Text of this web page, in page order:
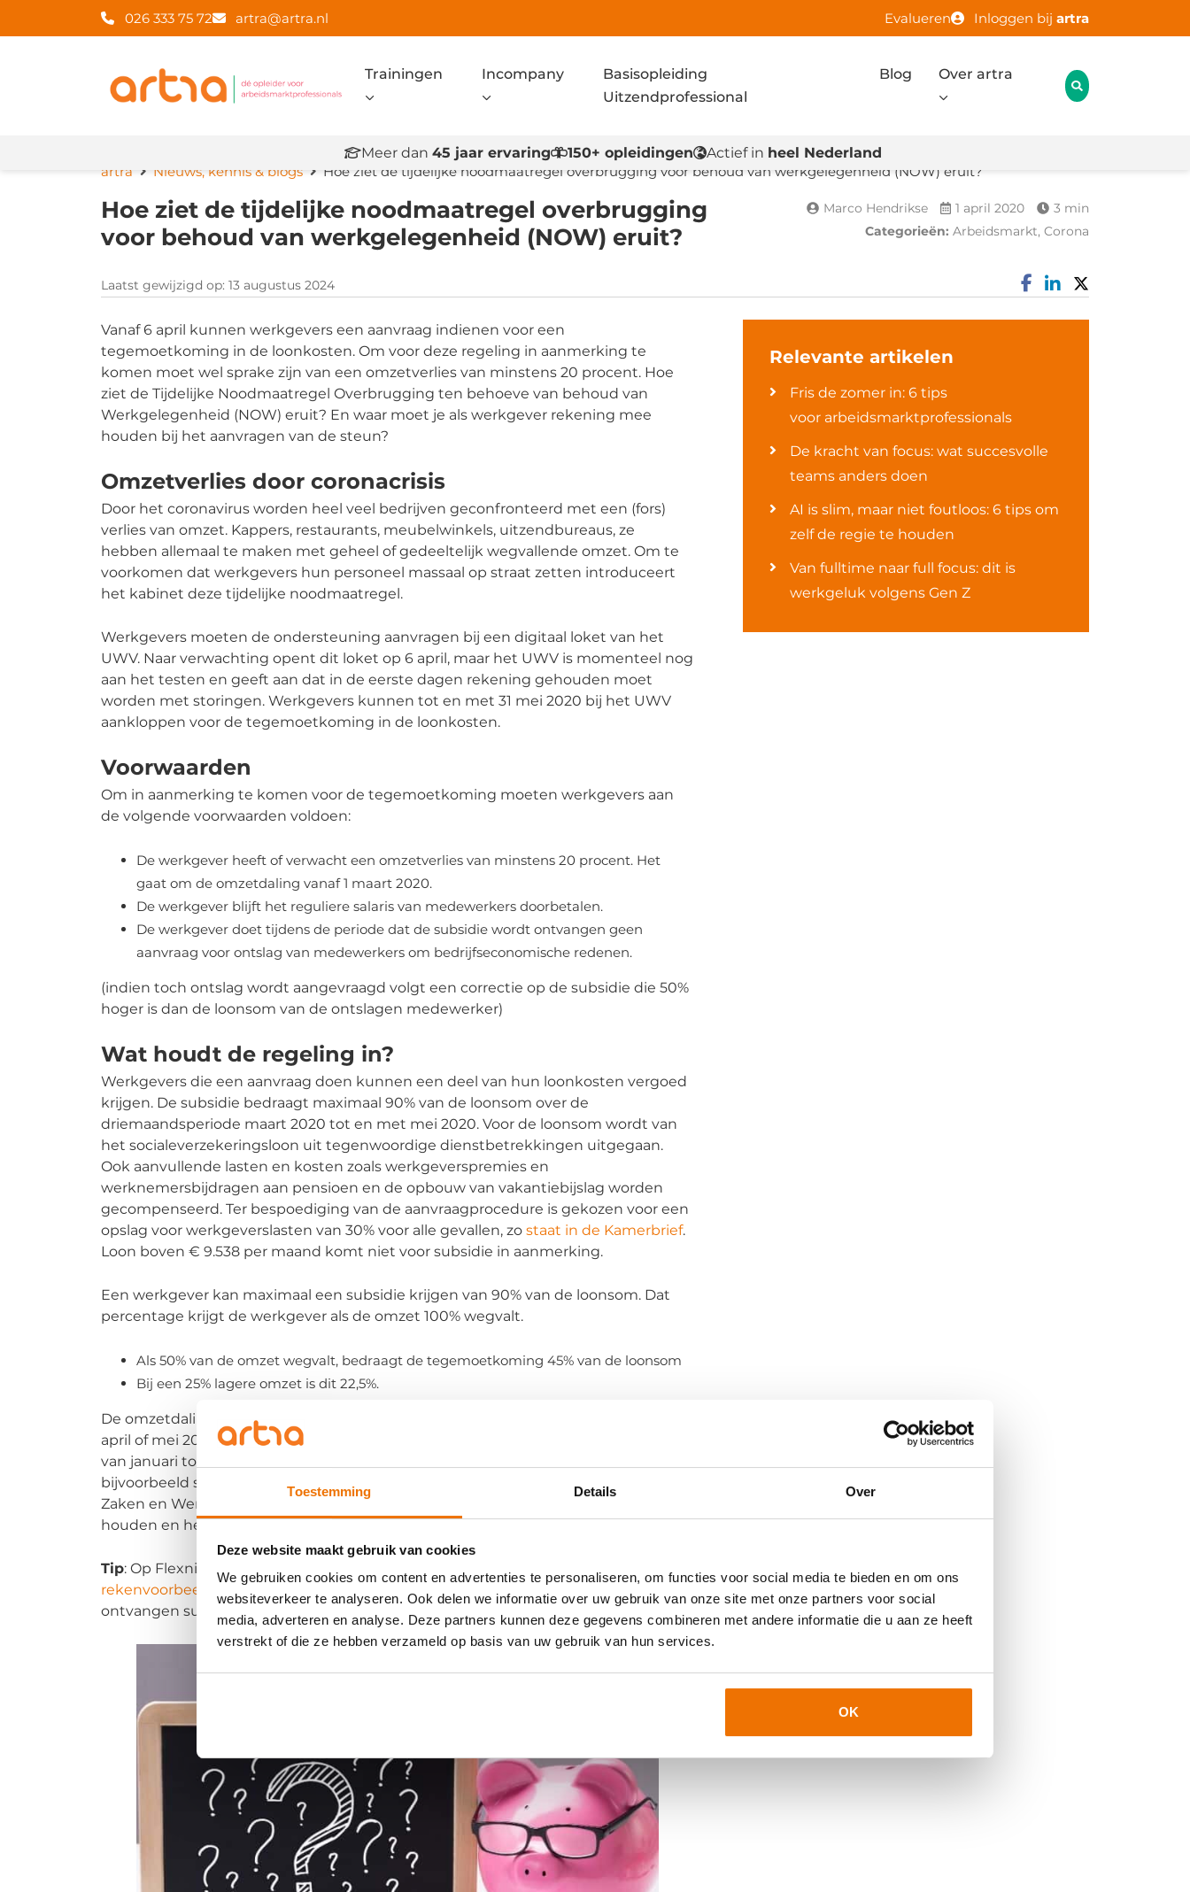
Toestemming Details Over
Deze website maakt gebruik van cookies
We gebruiken cookies om content en advertenties te personaliseren, om functies voor social media te bieden en om ons
websiteverkeer te analyseren. Ook delen we informatie over uw gebruik van onze site met onze partners voor social
media, adverteren en analyse. Deze partners kunnen deze gegevens combineren met andere informatie die u aan ze heeft
verstrekt of die ze hebben verzameld op basis van uw gebruik van hun services.
OK
026 333 75 72 artra@artra.nl Evalueren Inloggen bij artra
Trainingen Incompany
Basisopleiding
Uitzendprofessional
Blog Over artra
Meer dan 45 jaar ervaring 150+ opleidingen Actief in heel Nederland
artra
Nieuws, kennis & blogs Hoe ziet de tijdelijke noodmaatregel overbrugging voor behoud van werkgelegenheid (NOW) eruit?
Hoe ziet de tijdelijke noodmaatregel overbrugging
voor behoud van werkgelegenheid (NOW) eruit?
Marco Hendrikse 1 april 2020
3 min
Categorieën: Arbeidsmarkt, Corona
Laatst gewijzigd op: 13 augustus 2024
Vanaf 6 april kunnen werkgevers een aanvraag indienen voor een
tegemoetkoming in de loonkosten. Om voor deze regeling in aanmerking te
komen moet wel sprake zijn van een omzetverlies van minstens 20 procent. Hoe
ziet de Tijdelijke Noodmaatregel Overbrugging ten behoeve van behoud van
Werkgelegenheid (NOW) eruit? En waar moet je als werkgever rekening mee
houden bij het aanvragen van de steun?
Omzetverlies door coronacrisis
Door het coronavirus worden heel veel bedrijven geconfronteerd met een (fors)
verlies van omzet. Kappers, restaurants, meubelwinkels, uitzendbureaus, ze
hebben allemaal te maken met geheel of gedeeltelijk wegvallende omzet. Om te
voorkomen dat werkgevers hun personeel massaal op straat zetten introduceert
het kabinet deze tijdelijke noodmaatregel.
Werkgevers moeten de ondersteuning aanvragen bij een digitaal loket van het
UWV. Naar verwachting opent dit loket op 6 april, maar het UWV is momenteel nog
aan het testen en geeft aan dat in de eerste dagen rekening gehouden moet
worden met storingen. Werkgevers kunnen tot en met 31 mei 2020 bij het UWV
aankloppen voor de tegemoetkoming in de loonkosten.
Voorwaarden
Om in aanmerking te komen voor de tegemoetkoming moeten werkgevers aan
de volgende voorwaarden voldoen:
De werkgever heeft of verwacht een omzetverlies van minstens 20 procent. Het
gaat om de omzetdaling vanaf 1 maart 2020.
De werkgever blijft het reguliere salaris van medewerkers doorbetalen.
De werkgever doet tijdens de periode dat de subsidie wordt ontvangen geen
aanvraag voor ontslag van medewerkers om bedrijfseconomische redenen.
(indien toch ontslag wordt aangevraagd volgt een correctie op de subsidie die 50%
hoger is dan de loonsom van de ontslagen medewerker)
Wat houdt de regeling in?
Werkgevers die een aanvraag doen kunnen een deel van hun loonkosten vergoed
krijgen. De subsidie bedraagt maximaal 90% van de loonsom over de
driemaandsperiode maart 2020 tot en met mei 2020. Voor de loonsom wordt van
het socialeverzekeringsloon uit tegenwoordige dienstbetrekkingen uitgegaan.
Ook aanvullende lasten en kosten zoals werkgeverspremies en
werknemersbijdragen aan pensioen en de opbouw van vakantiebijslag worden
gecompenseerd. Ter bespoediging van de aanvraagprocedure is gekozen voor een
opslag voor werkgeverslasten van 30% voor alle gevallen, zo staat in de Kamerbrief.
Loon boven € 9.538 per maand komt niet voor subsidie in aanmerking.
Een werkgever kan maximaal een subsidie krijgen van 90% van de loonsom. Dat
percentage krijgt de werkgever als de omzet 100% wegvalt.
Als 50% van de omzet wegvalt, bedraagt de tegemoetkoming 45% van de loonsom
Bij een 25% lagere omzet is dit 22,5%.
De omzetdaling van minimaal 20% moet zich dus voordoen in de maanden maart,
april of mei 2020. De omzet in deze meetperiode wordt vergeleken met de omzet
van januari tot en met december 2019, gedeeld door vier. Correctie op basis van
bijvoorbeeld seizoenspatronen is niet mogelijk, zo geeft het Ministerie van Sociale
Zaken en Werkgelegenheid aan. Dat is om de regeling zo eenvoudig mogelijk te
houden en heel veel aanvragen in korte tijd te kunnen afhandelen.
Tip: Op Flexnieuws heeft Marcel Reijmers van Flexknowledge een aantal
rekenvoorbeelden uitgewerkt
voor intermediairs over de hoogte van de te
ontvangen subsidie (bij bijvoorbeeld wisselende omzetten en loonsommen).
Relevante artikelen
Fris de zomer in: 6 tips
voor arbeidsmarktprofessionals
De kracht van focus: wat succesvolle
teams anders doen
AI is slim, maar niet foutloos: 6 tips om
zelf de regie te houden
Van fulltime naar full focus: dit is
werkgeluk volgens Gen Z